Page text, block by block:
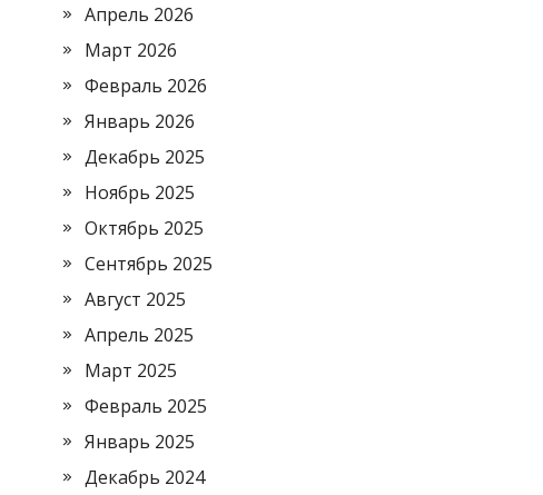
Апрель 2026
Март 2026
Февраль 2026
Январь 2026
Декабрь 2025
Ноябрь 2025
Октябрь 2025
Сентябрь 2025
Август 2025
Апрель 2025
Март 2025
Февраль 2025
Январь 2025
Декабрь 2024